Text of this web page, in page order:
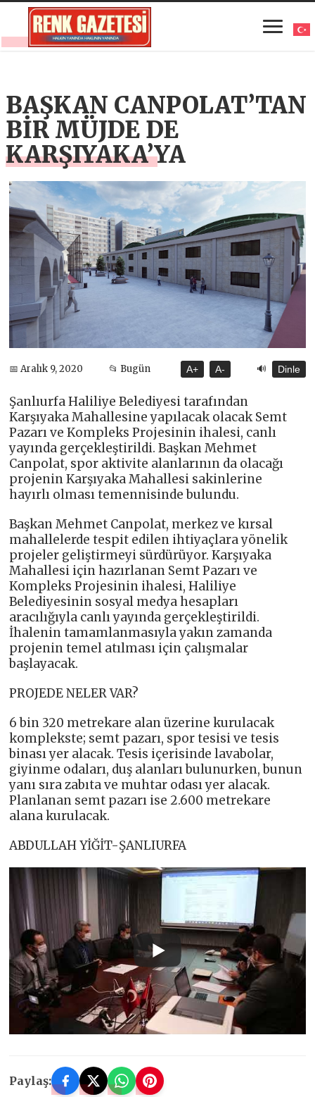
BAŞKAN CANPOLAT’TAN
BİR MÜJDE DE
KARŞIYAKA’YA
📅 Aralık 9, 2020 📂 Bugün A+ A- 🔊 Dinle
Şanlıurfa Haliliye Belediyesi tarafından
Karşıyaka Mahallesine yapılacak olacak Semt
Pazarı ve Kompleks Projesinin ihalesi, canlı
yayında gerçekleştirildi. Başkan Mehmet
Canpolat, spor aktivite alanlarının da olacağı
projenin Karşıyaka Mahallesi sakinlerine
hayırlı olması temennisinde bulundu.
Başkan Mehmet Canpolat, merkez ve kırsal
mahallelerde tespit edilen ihtiyaçlara yönelik
projeler geliştirmeyi sürdürüyor. Karşıyaka
Mahallesi için hazırlanan Semt Pazarı ve
Kompleks Projesinin ihalesi, Haliliye
Belediyesinin sosyal medya hesapları
aracılığıyla canlı yayında gerçekleştirildi.
İhalenin tamamlanmasıyla yakın zamanda
projenin temel atılması için çalışmalar
başlayacak.
PROJEDE NELER VAR?
6 bin 320 metrekare alan üzerine kurulacak
komplekste; semt pazarı, spor tesisi ve tesis
binası yer alacak. Tesis içerisinde lavabolar,
giyinme odaları, duş alanları bulunurken, bunun
yanı sıra zabıta ve muhtar odası yer alacak.
Planlanan semt pazarı ise 2.600 metrekare
alana kurulacak.
ABDULLAH YİĞİT-ŞANLIURFA
Paylaş: